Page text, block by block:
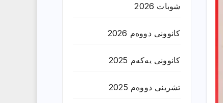
شوبات 2026
کانوونی دووەم 2026
کانوونی یەکەم 2025
تشرینی دووەم 2025